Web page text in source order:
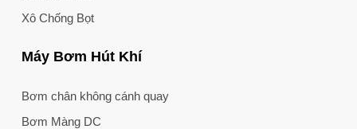
Xô Chống Bọt
Máy Bơm Hút Khí
Bơm chân không cánh quay
Bơm Màng DC